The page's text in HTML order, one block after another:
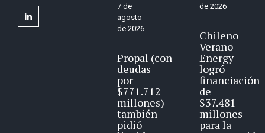
linkedin
7 de
agosto
de 2026
Propal (con
deudas
por
$771.712
millones)
también
pidió
de 2026
Chileno
Verano
Energy
logró
financiación
de
$37.481
millones
para la